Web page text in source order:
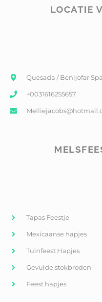
LOCATIE
Quesada / Benijofar
+0031616255657
Tapas Feestje
Mexicaanse hapjes
Tuinfeest Hapjes
Gevulde stokbroden
Feest hapjes